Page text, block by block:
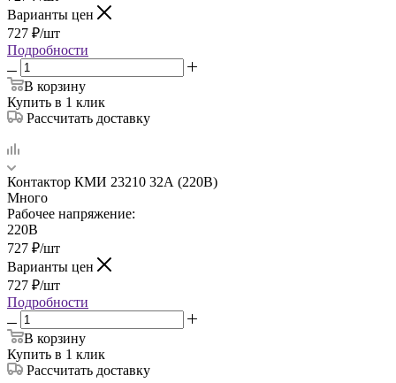
Варианты цен
727 ₽/шт
Подробности
В корзину
Купить в 1 клик
Рассчитать доставку
Контактор КМИ 23210 32А (220В)
Много
Рабочее напряжение:
220В
727 ₽/шт
Варианты цен
727 ₽/шт
Подробности
В корзину
Купить в 1 клик
Рассчитать доставку